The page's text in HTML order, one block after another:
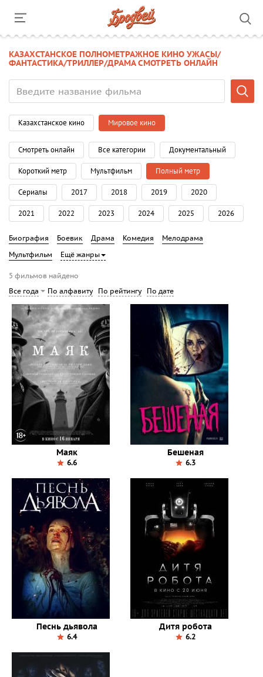
КАЗАХСТАНСКОЕ ПОЛНОМЕТРАЖНОЕ КИНО УЖАСЫ/
ФАНТАСТИКА/ТРИЛЛЕР/ДРАМА СМОТРЕТЬ ОНЛАЙН
Казахстанское кино Мировое кино
Смотреть онлайн Все категории Документальный
Короткий метр Мультфильм Полный метр
Сериалы 2017 2018 2019 2020
2021 2022 2023 2024 2025 2026
Биография Боевик Драма Комедия
Мелодрама
Мультфильм
Ещё жанры
5 фильмов найдено
Все года
По алфавиту По рейтингу По дате
Маяк
6.6
Бешеная
6.3
Песнь дьявола
6.4
Дитя робота
6.2